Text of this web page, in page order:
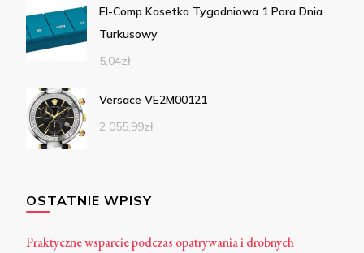
El-Comp Kasetka Tygodniowa 1 Pora Dnia
Turkusowy
5,04zł
Versace VE2M00121
2 055,99zł
OSTATNIE WPISY
Praktyczne wsparcie podczas opatrywania i drobnych